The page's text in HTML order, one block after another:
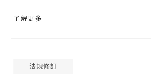
查照轉知。
了解更多
法規修訂